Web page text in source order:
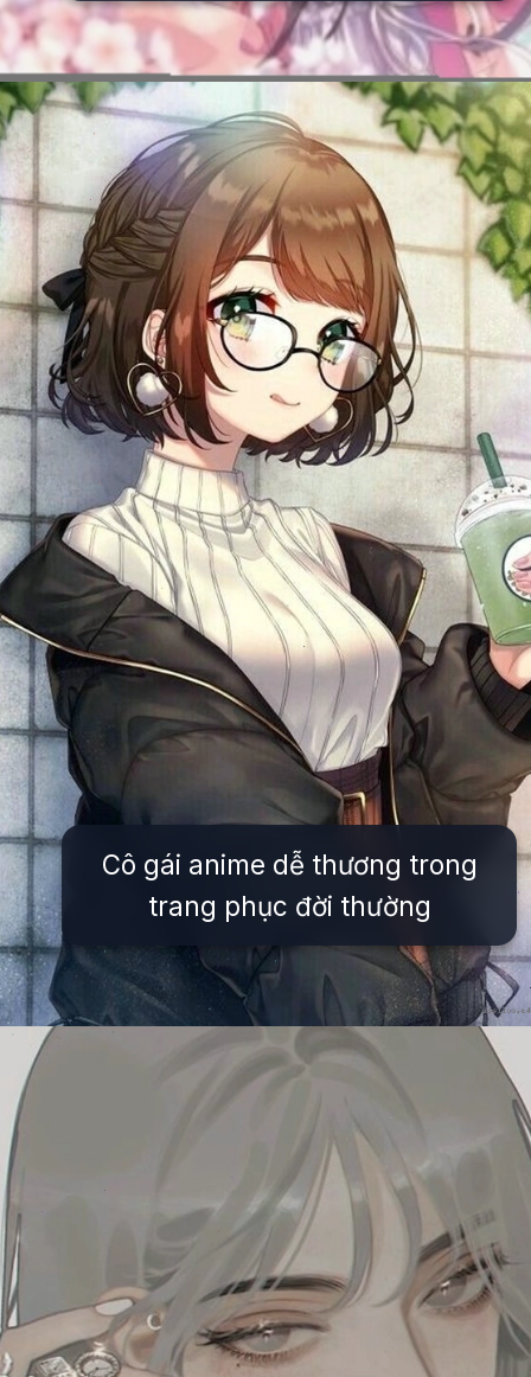
Đang mởhttps://issiloo.edu.vn/anh-anime-con-gai
Cô gái anime dễ thương trong
trang phục đời thường
https://issiloo.edu.vn/anh-anime-con-gai